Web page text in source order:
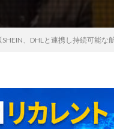
、DHLと連携し持続可能な